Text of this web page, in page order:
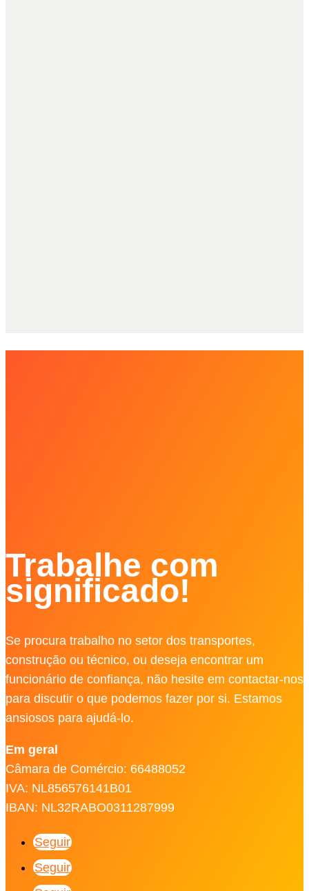
Trabalhe com
significado!
Se procura trabalho no setor dos transportes,
construção ou técnico, ou deseja encontrar um
funcionário de confiança, não hesite em contactar-nos
para discutir o que podemos fazer por si. Estamos
ansiosos para ajudá-lo.
Em geral
Câmara de Comércio: 66488052
IVA: NL856576141B01
IBAN: NL32RABO0311287999
Seguir
Seguir